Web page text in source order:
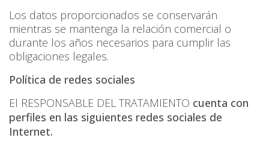
Los datos proporcionados se conservarán
mientras se mantenga la relación comercial o
durante los años necesarios para cumplir las
obligaciones legales.
Política de redes sociales
El RESPONSABLE DEL TRATAMIENTO cuenta con
perfiles en las siguientes redes sociales de
Internet.